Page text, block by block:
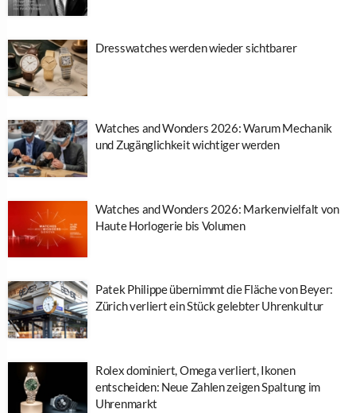
Dresswatches werden wieder sichtbarer
Watches and Wonders 2026: Warum Mechanik
und Zugänglichkeit wichtiger werden
Watches and Wonders 2026: Markenvielfalt von
Haute Horlogerie bis Volumen
Patek Philippe übernimmt die Fläche von Beyer:
Zürich verliert ein Stück gelebter Uhrenkultur
Rolex dominiert, Omega verliert, Ikonen
entscheiden: Neue Zahlen zeigen Spaltung im
Uhrenmarkt